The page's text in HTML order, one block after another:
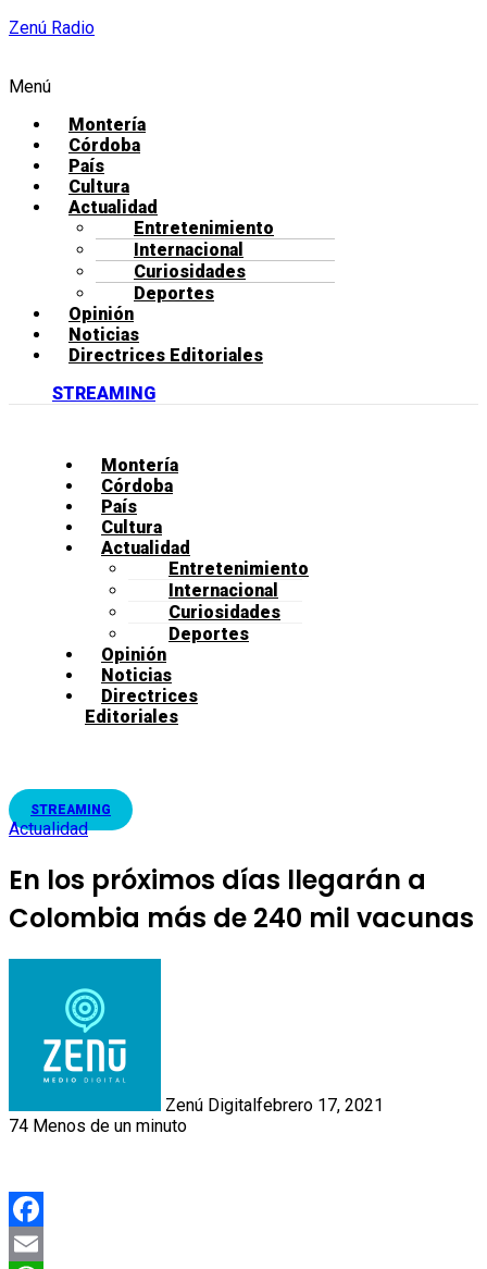
Zenú Radio
Menú
Montería
Córdoba
País
Cultura
Actualidad
Entretenimiento
Internacional
Curiosidades
Deportes
Opinión
Noticias
Directrices Editoriales
STREAMING
Montería
Córdoba
País
Cultura
Actualidad
Entretenimiento
Internacional
Curiosidades
Deportes
Opinión
Noticias
Directrices
Editoriales
STREAMING
Actualidad
En los próximos días llegarán a
Colombia más de 240 mil vacunas
Zenú Digitalfebrero 17, 2021
74 Menos de un minuto
Facebook